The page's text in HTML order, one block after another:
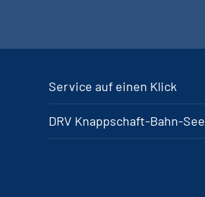
Service auf einen Klick
DRV Knappschaft-Bahn-See